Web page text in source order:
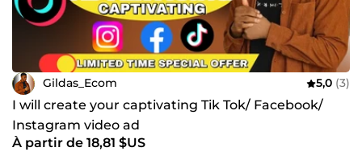
Gildas_Ecom 5,0 (3)
I will create your captivating Tik Tok/ Facebook/
Instagram video ad
À partir de 18,81 $US